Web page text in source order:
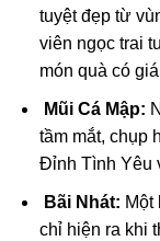
tuyệt đẹp từ
viên ngọc trai
món quà có
Mũi Cá Mập:
tầm mắt, chụp
Đỉnh Tình Yêu
Bãi Nhát: Một
chỉ hiện ra khi